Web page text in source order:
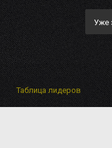
Уже
Таблица лидеров